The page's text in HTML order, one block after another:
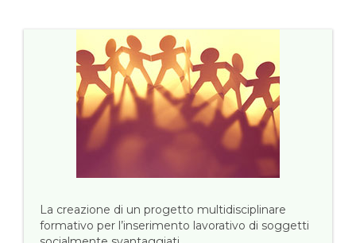
La creazione di un progetto multidisciplinare
formativo per l’inserimento lavorativo di soggetti